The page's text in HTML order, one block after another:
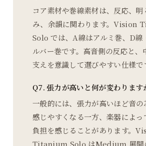
コア素材や巻線素材は、反応、明
み、余韻に関わります。Vision
Solo では、A線はアルミ巻、D線
ルバー巻です。高音側の反応と、
支えを意識して選びやすい仕様で
Q7. 張力が高いと何が変わります
一般的には、張力が高いほど音の
感じやすくなる一方、楽器によっ
負担を感じることがあります。